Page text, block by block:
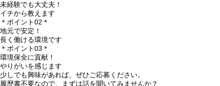
未経験でも大丈夫！
イチから教えます
＊ポイント02＊
地元で安定！
長く働ける環境です
＊ポイント03＊
環境保全に貢献！
やりがいを感じます
少しでも興味があれば、ぜひご応募ください。
履歴書不要なので、まずは話を聞いてみませんか？